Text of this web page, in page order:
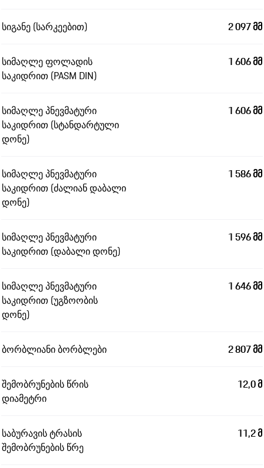
სიგანე (სარკეებით) 2 097 მმ
სიმაღლე ფოლადის
საკიდრით (PASM DIN)
1 606 მმ
სიმაღლე პნევმატური
საკიდრით (სტანდარტული
დონე)
1 606 მმ
სიმაღლე პნევმატური
საკიდრით (ძალიან დაბალი
დონე)
1 586 მმ
სიმაღლე პნევმატური
საკიდრით (დაბალი დონე)
1 596 მმ
სიმაღლე პნევმატური
საკიდრით (უგზოობის
დონე)
1 646 მმ
ბორბლიანი ბორბლები 2 807 მმ
შემობრუნების წრის
დიამეტრი
12,0 მ
საბურავის ტრასის
შემობრუნების წრე
11,2 მ